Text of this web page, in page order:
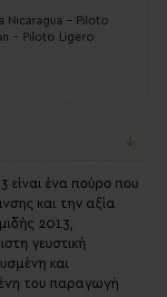
Nicaragua - Piloto
- Piloto Ligero
είναι ένα πούρο που
και την αξία
2013,
γευστική
και
του παραγωγή